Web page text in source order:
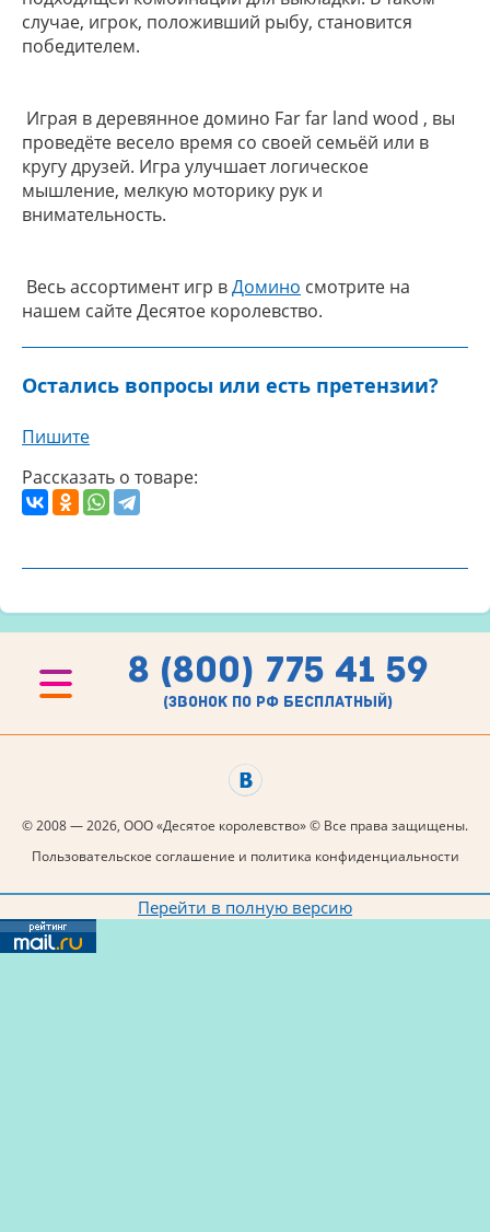
случае, игрок, положивший рыбу, становится
победителем.
Играя в деревянное домино Far far land wood , вы
проведёте весело время со своей семьёй или в
кругу друзей. Игра улучшает логическое
мышление, мелкую моторику рук и
внимательность.
Весь ассортимент игр вДомино смотрите на
нашем сайте Десятое королевство.
Остались вопросы или есть претензии?
Пишите
Рассказать о товаре:
8 (800) 775 41 59
(звонок по рф бесплатный)
© 2008 — 2026, ООО «Десятое королевство» © Все права защищены.
Пользовательское соглашение и политика конфиденциальности
Перейти в полную версию